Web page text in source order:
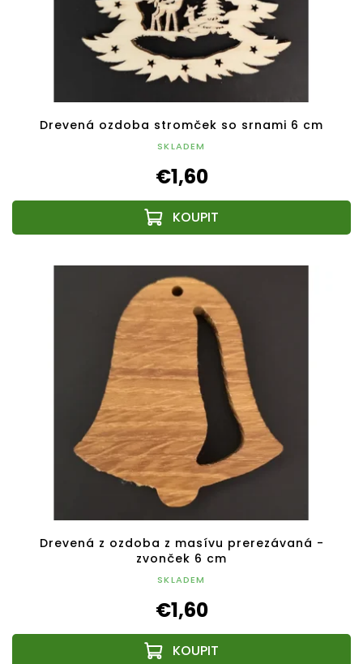
Drevená ozdoba stromček so srnami 6 cm
SKLADEM
€1,60
Drevená z ozdoba z masívu prerezávaná -
zvonček 6 cm
SKLADEM
€1,60